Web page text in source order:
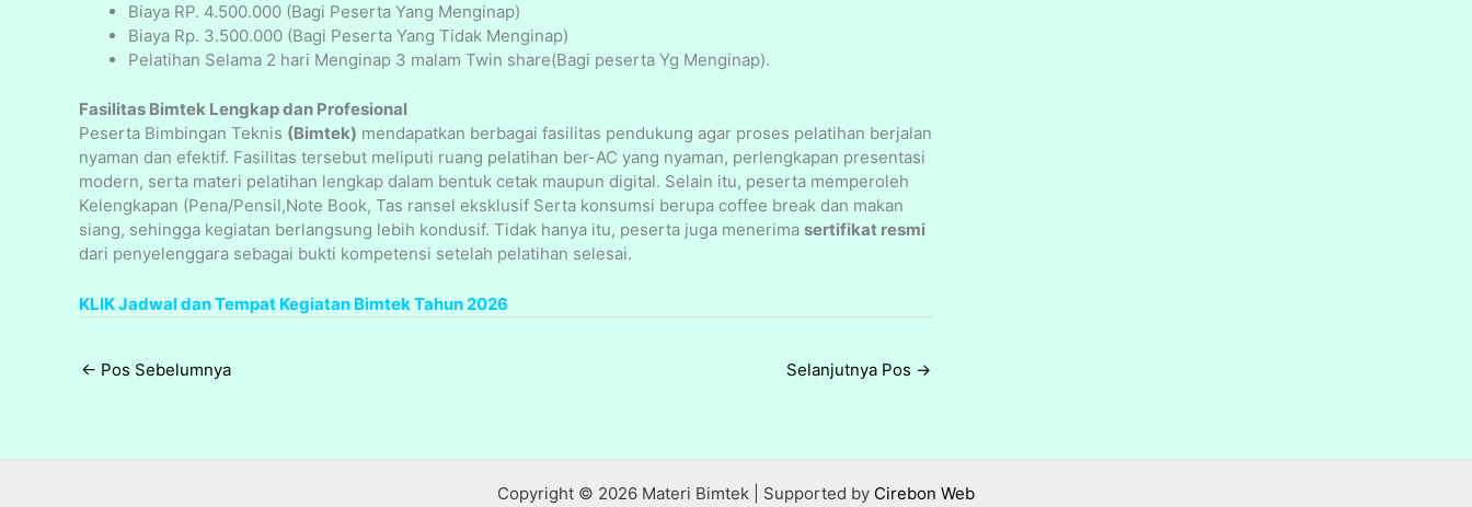
Biaya RP. 4.500.000 (Bagi Peserta Yang Menginap)
Biaya Rp. 3.500.000 (Bagi Peserta Yang Tidak Menginap)
Pelatihan Selama 2 hari Menginap 3 malam Twin share(Bagi peserta Yg Menginap).
Fasilitas Bimtek Lengkap dan Profesional
Peserta Bimbingan Teknis (Bimtek) mendapatkan berbagai fasilitas pendukung agar proses pelatihan berjalan
nyaman dan efektif. Fasilitas tersebut meliputi ruang pelatihan ber-AC yang nyaman, perlengkapan presentasi
modern, serta materi pelatihan lengkap dalam bentuk cetak maupun digital. Selain itu, peserta memperoleh
Kelengkapan (Pena/Pensil,Note Book, Tas ransel eksklusif Serta konsumsi berupa coffee break dan makan
siang, sehingga kegiatan berlangsung lebih kondusif. Tidak hanya itu, peserta juga menerima sertifikat resmi
dari penyelenggara sebagai bukti kompetensi setelah pelatihan selesai.
KLIK Jadwal dan Tempat Kegiatan Bimtek Tahun 2026
← Pos Sebelumnya Selanjutnya Pos →
Copyright © 2026 Materi Bimtek | Supported by Cirebon Web